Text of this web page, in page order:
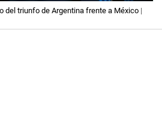
del triunfo de Argentina frente a México |